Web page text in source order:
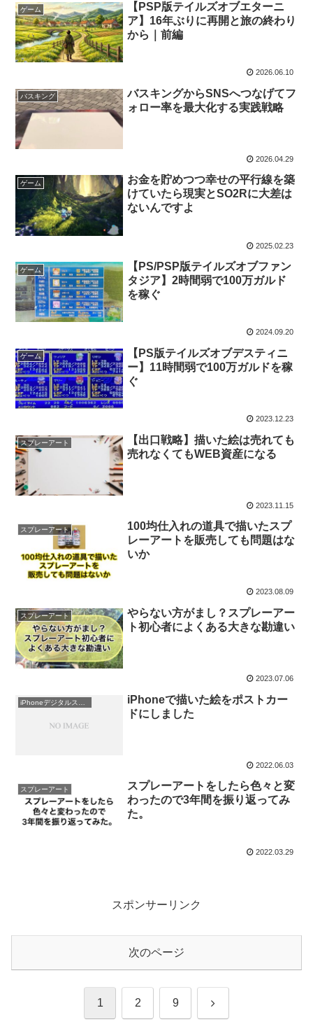
ゲーム
【PSP版テイルズオブエターニ
ア】16年ぶりに再開と旅の終わり
から｜前編
2026.06.10
バスキング
バスキングからSNSへつなげてフ
ォロー率を最大化する実践戦略
2026.04.29
ゲーム
お金を貯めつつ幸せの平行線を築
けていたら現実とSO2Rに大差は
ないんですよ
2025.02.23
ゲーム
【PS/PSP版テイルズオブファン
タジア】2時間弱で100万ガルド
を稼ぐ
2024.09.20
ゲーム
【PS版テイルズオブデスティニ
ー】11時間弱で100万ガルドを稼
ぐ
2023.12.23
スプレーアート
【出口戦略】描いた絵は売れても
売れなくてもWEB資産になる
2023.11.15
スプレーアート
100均仕入れの道具で描いたスプ
レーアートを販売しても問題はな
いか
2023.08.09
スプレーアート
やらない方がまし？スプレーアー
ト初心者によくある大きな勘違い
2023.07.06
iPhoneで描いた絵をポストカー
ドにしました
2022.06.03
スプレーアート
スプレーアートをしたら色々と変
わったので3年間を振り返ってみ
た。
2022.03.29
スポンサーリンク
次のページ
1 2 9 次